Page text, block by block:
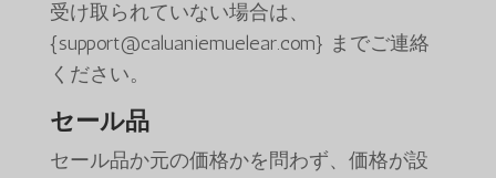
受け取られていない場合は、
{support@caluaniemuelear.com} までご連絡
ください。
セール品
セール品か元の価格かを問わず、価格が設